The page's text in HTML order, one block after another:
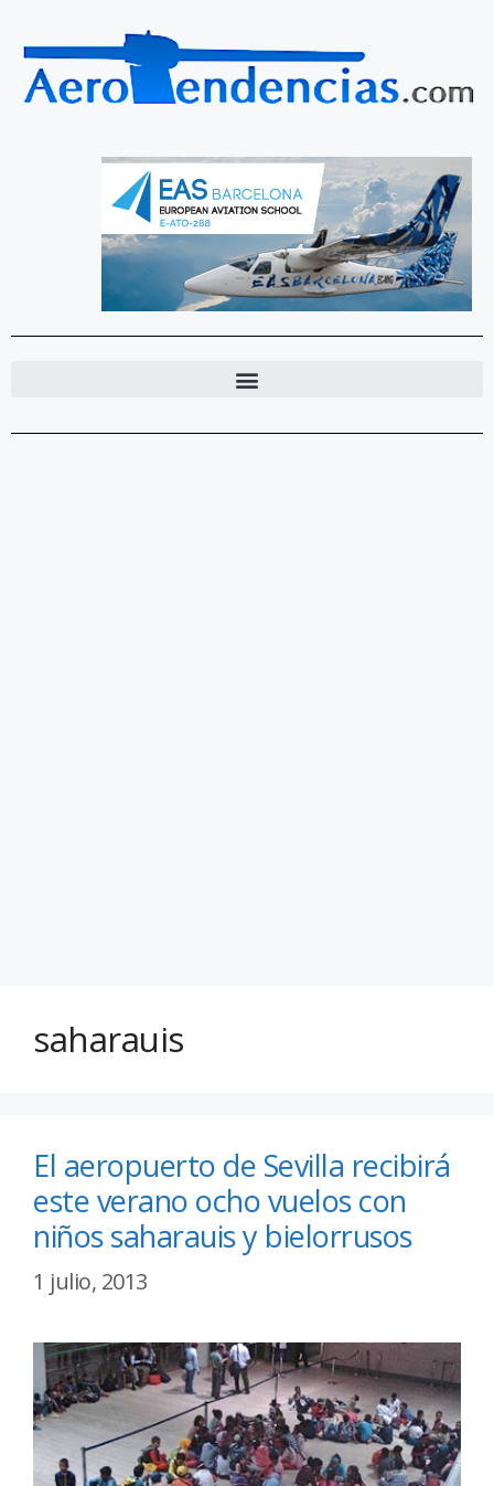
saharauis
El aeropuerto de Sevilla recibirá
este verano ocho vuelos con
niños saharauis y bielorrusos
1 julio, 2013